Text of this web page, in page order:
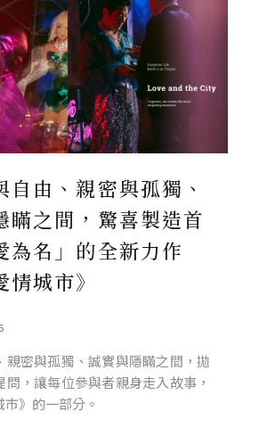
自由、親密與孤獨、
瞞之間，驚喜製造首
為名」的全新力作
城市》
親密與孤獨、誠實與隱瞞之間，拋
問，讓每位參與者親身走入故事，
》的一部分。